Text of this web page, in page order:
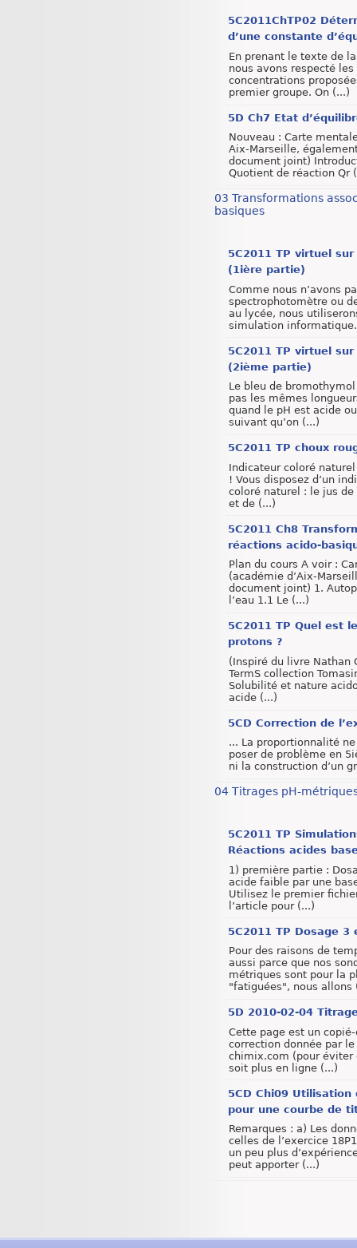
5C2011ChTP02
d’une constante
En prenant le texte de
nous avons respecté les
concentrations
premier groupe. On (...)
5D Ch7 Etat
Nouveau : Carte
Aix-Marseille,
document joint)
Quotient de réaction Qr
03 Transformations
basiques
5C2011 TP virtuel
(1ière partie)
Comme nous n’avons
spectrophotomètre ou
au lycée, nous
simulation
5C2011 TP virtuel
(2ième partie)
Le bleu de bromothymol
pas les mêmes
quand le pH est acide
suivant qu’on (...)
5C2011 TP choux
Indicateur coloré
! Vous disposez d’un
coloré naturel : le jus de
et de (...)
5C2011 Ch8
réactions acido-
Plan du cours A voir :
(académie d’Aix-
document joint) 1.
l’eau 1.1 Le (...)
5C2011 TP Quel est
protons ?
(Inspiré du livre Nathan
TermS collection
Solubilité et nature
acide (...)
5CD Correction de
... La proportionnalité
poser de problème en
ni la construction d’un
04 Titrages pH-
5C2011 TP
Réactions acides
1) première partie :
acide faible par une
Utilisez le premier
l’article pour (...)
5C2011 TP Dosage 3
Pour des raisons de
aussi parce que nos
métriques sont pour la
"fatiguées", nous allons
5D 2010-02-04
Cette page est un
correction donnée par
chimix.com (pour éviter
soit plus en ligne (...)
5CD Chi09 Utilisation
pour une courbe de
Remarques : a) Les
celles de l’exercice
un peu plus
peut apporter (...)